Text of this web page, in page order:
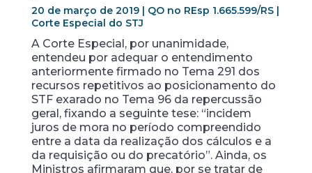
20 de março de 2019 | QO no REsp 1.665.599/RS |
Corte Especial do STJ
A Corte Especial, por unanimidade,
entendeu por adequar o entendimento
anteriormente firmado no Tema 291 dos
recursos repetitivos ao posicionamento do
STF exarado no Tema 96 da repercussão
geral, fixando a seguinte tese: “incidem
juros de mora no período compreendido
entre a data da realização dos cálculos e a
da requisição ou do precatório”. Ainda, os
Ministros afirmaram que, por se tratar de